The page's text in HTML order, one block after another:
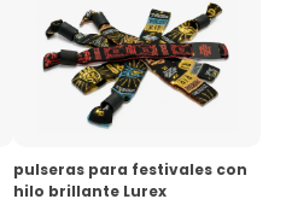
pulseras para festivales con
hilo brillante Lurex